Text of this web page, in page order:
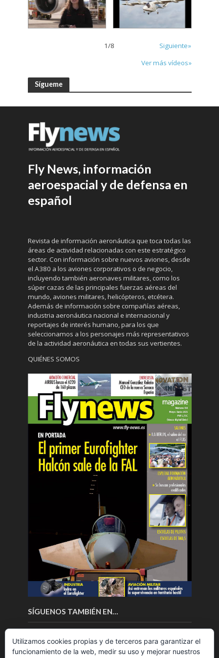
1/8
Siguiente»
Ver más vídeos»
Sígueme
Fly News, información
aeroespacial y de defensa en
español
Revista de información aeronáutica que toca todas las
áreas de actividad relacionadas con este estratégico
sector. Con información sobre nuevos aviones, desde
el A380 a los aviones corporativos o de negocio,
incluyendo también aeronaves militares, como los
súper cazas de las principales fuerzas aéreas del
mundo, aviones militares, helicópteros, etcétera.
Además de información sobre compañías aéreas,
industria aeronáutica nacional e internacional y
reportajes de interés humano, para los que
seleccionamos a los personajes más representativos
de la actividad aeronáutica en todas sus vertientes.
QUIÉNES SOMOS
SÍGUENOS TAMBIÉN EN…
Utilizamos cookies propias y de terceros para garantizar el
funcionamiento de la web, medir su uso y mejorar nuestros